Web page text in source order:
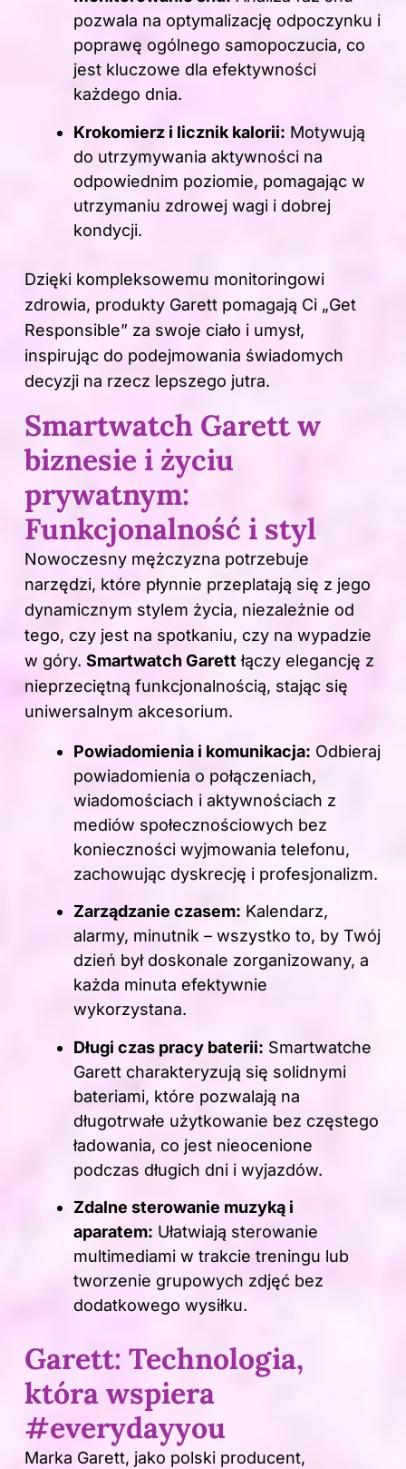
pozwala na optymalizację odpoczynku i
poprawę ogólnego samopoczucia, co
jest kluczowe dla efektywności
każdego dnia.
Krokomierz i licznik kalorii: Motywują
do utrzymywania aktywności na
odpowiednim poziomie, pomagając w
utrzymaniu zdrowej wagi i dobrej
kondycji.
Dzięki kompleksowemu monitoringowi
zdrowia, produkty Garett pomagają Ci „Get
Responsible” za swoje ciało i umysł,
inspirując do podejmowania świadomych
decyzji na rzecz lepszego jutra.
Smartwatch Garett w
biznesie i życiu
prywatnym:
Funkcjonalność i styl
Nowoczesny mężczyzna potrzebuje
narzędzi, które płynnie przeplatają się z jego
dynamicznym stylem życia, niezależnie od
tego, czy jest na spotkaniu, czy na wypadzie
w góry. Smartwatch Garett łączy elegancję z
nieprzeciętną funkcjonalnością, stając się
uniwersalnym akcesorium.
Powiadomienia i komunikacja: Odbieraj
powiadomienia o połączeniach,
wiadomościach i aktywnościach z
mediów społecznościowych bez
konieczności wyjmowania telefonu,
zachowując dyskrecję i profesjonalizm.
Zarządzanie czasem: Kalendarz,
alarmy, minutnik – wszystko to, by Twój
dzień był doskonale zorganizowany, a
każda minuta efektywnie
wykorzystana.
Długi czas pracy baterii: Smartwatche
Garett charakteryzują się solidnymi
bateriami, które pozwalają na
długotrwałe użytkowanie bez częstego
ładowania, co jest nieocenione
podczas długich dni i wyjazdów.
Zdalne sterowanie muzyką i
aparatem: Ułatwiają sterowanie
multimediami w trakcie treningu lub
tworzenie grupowych zdjęć bez
dodatkowego wysiłku.
Garett: Technologia,
która wspiera
#everydayyou
Marka Garett, jako polski producent,